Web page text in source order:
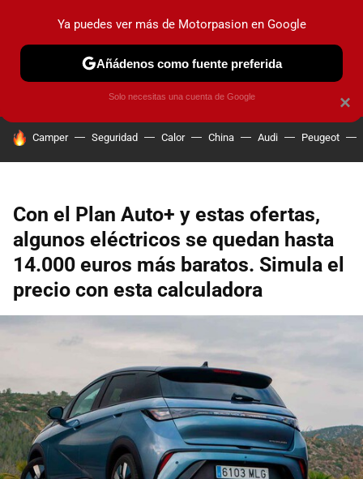
PRUEBAS COCHES ELÉCTRICOS OBSERVATORIO
HOY SE HABLA DE
Camper Seguridad Calor China Audi Peugeot
Con el Plan Auto+ y estas ofertas,
algunos eléctricos se quedan hasta
14.000 euros más baratos. Simula el
precio con esta calculadora
×
Ya puedes ver más de Motorpasion en Google
Añádenos como fuente preferida
Solo necesitas una cuenta de Google